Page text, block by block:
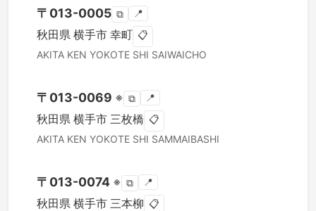
〒 013-0005 ⧉ 📍
秋田県 横手市 幸町 📋
AKITA KEN YOKOTE SHI SAIWAICHO
〒 013-0069 ※ ⧉ 📍
秋田県 横手市 三枚橋 📋
AKITA KEN YOKOTE SHI SAMMAIBASHI
〒 013-0074 ※ ⧉ 📍
秋田県 横手市 三本柳 📋